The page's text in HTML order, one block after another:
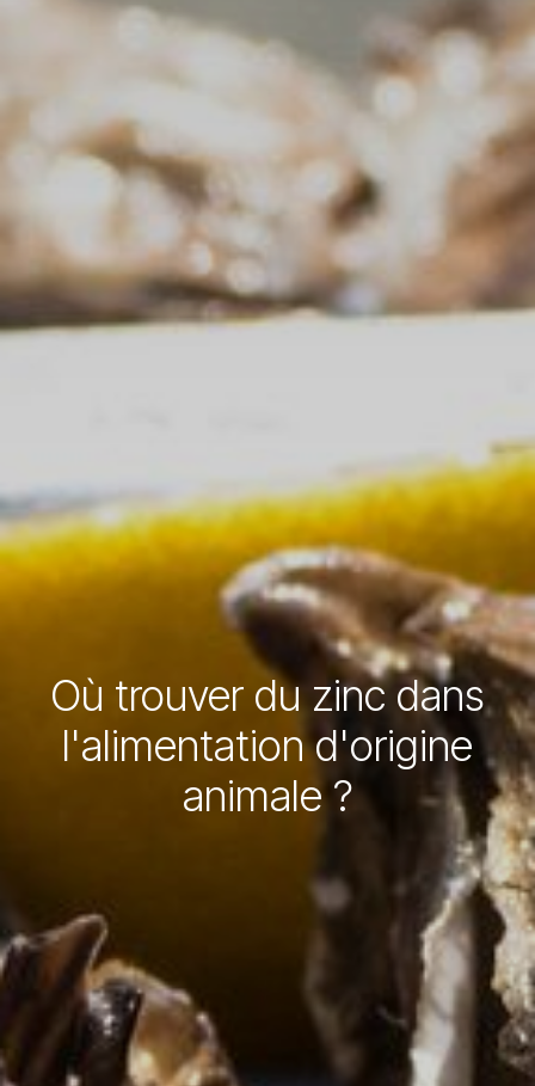
Où trouver du zinc dans
l'alimentation d'origine
animale ?